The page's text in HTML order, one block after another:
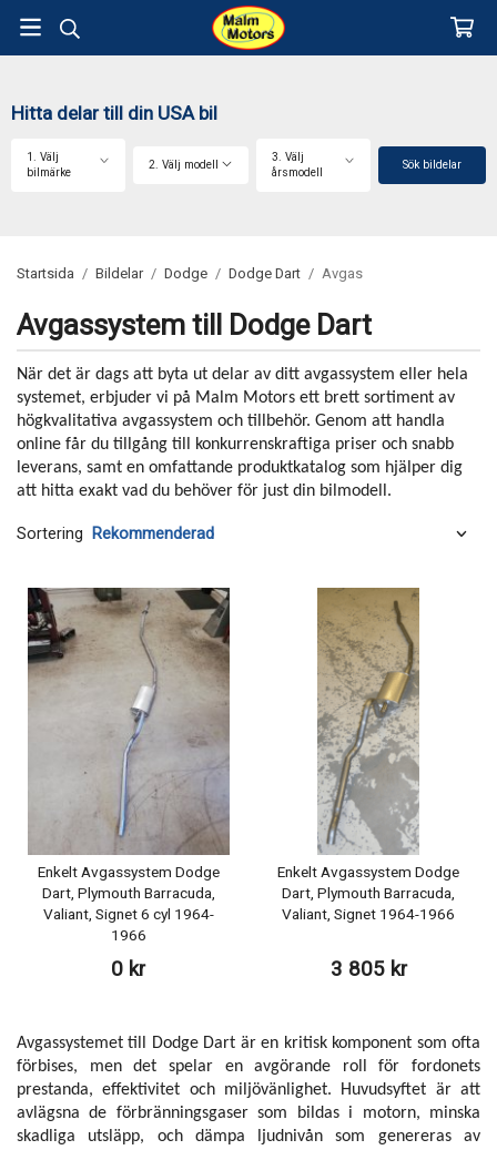
Hitta delar till din USA bil
1. Välj
bilmärke
2. Välj modell
3. Välj
årsmodell
Sök bildelar
Startsida / Bildelar / Dodge / Dodge Dart / Avgas
Avgassystem till Dodge Dart
När det är dags att byta ut delar av ditt avgassystem eller hela
systemet, erbjuder vi på Malm Motors ett brett sortiment av
högkvalitativa avgassystem och tillbehör. Genom att handla
online får du tillgång till konkurrenskraftiga priser och snabb
leverans, samt en omfattande produktkatalog som hjälper dig
att hitta exakt vad du behöver för just din bilmodell.
Sortering
Enkelt Avgassystem Dodge
Dart, Plymouth Barracuda,
Valiant, Signet 6 cyl 1964-
1966
0 kr
Enkelt Avgassystem Dodge
Dart, Plymouth Barracuda,
Valiant, Signet 1964-1966
3 805 kr
Avgassystemet till Dodge Dart är en kritisk komponent som ofta
förbises, men det spelar en avgörande roll för fordonets
prestanda, effektivitet och miljövänlighet. Huvudsyftet är att
avlägsna de förbränningsgaser som bildas i motorn, minska
skadliga utsläpp, och dämpa ljudnivån som genereras av